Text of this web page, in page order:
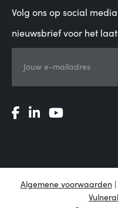
Volg ons op social
nieuwsbrief voor het
Jouw e-mailadres
Algemene voorwaarden |